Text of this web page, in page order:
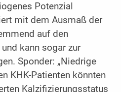
Potenzial
mit dem Ausmaß der
auf den
kann sogar zur
Sponder: „Niedrige
KHK-Patienten könnten
Kalzifizierungsstatus